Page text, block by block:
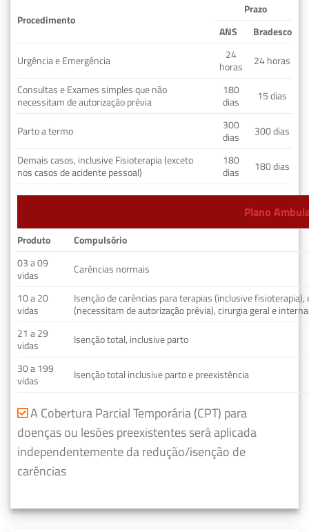
Procedimento
Prazo
ANS
Bradesco
Urgência e Emergência
24
horas
24 horas
Consultas e Exames simples que não
necessitam de autorização prévia
180
dias
15 dias
Parto a termo
300
dias
300 dias
Demais casos, inclusive Fisioterapia (exceto
nos casos de acidente pessoal)
180
dias
180 dias
Plano
Produto
Compulsório
03 a 09
vidas
Carências normais
10 a 20
vidas
Isenção de carências para terapias (inclusive fisioterapia),
(necessitam de autorização prévia), cirurgia geral e
21 a 29
vidas
Isenção total, inclusive parto
30 a 199
vidas
Isenção total inclusive parto e preexistência
A Cobertura Parcial Temporária (CPT) para
doenças ou lesões preexistentes será aplicada
independentemente da redução/isenção de
carências